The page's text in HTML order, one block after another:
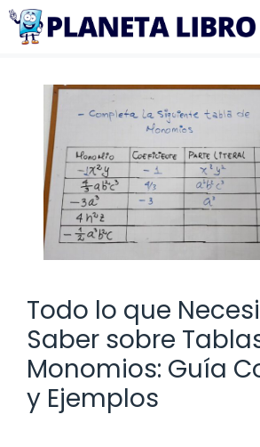
Saltar
Todo lo que
Saber sobre
Monomios: Guía
y Ejemplos